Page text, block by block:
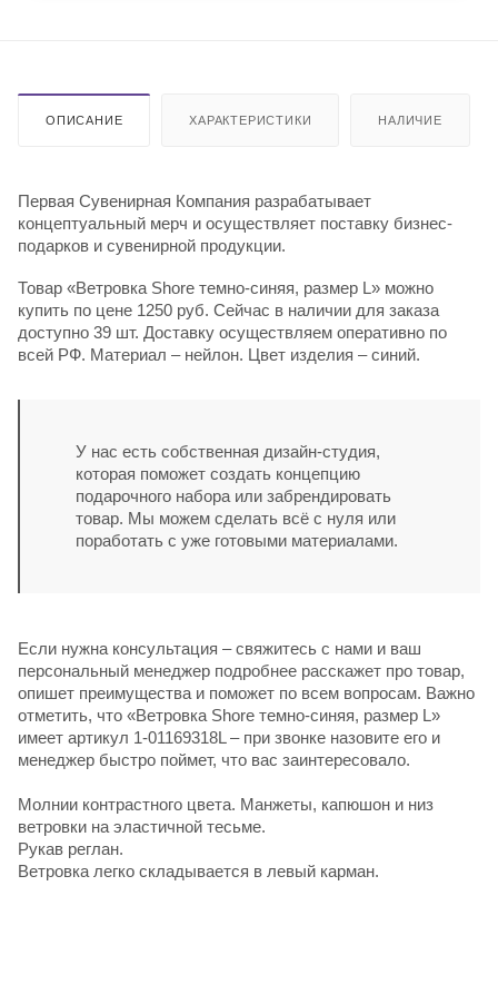
ОПИСАНИЕ ХАРАКТЕРИСТИКИ НАЛИЧИЕ
Первая Сувенирная Компания разрабатывает
концептуальный мерч и осуществляет поставку бизнес-
подарков и сувенирной продукции.
Товар «Ветровка Shore темно-синяя, размер L» можно
купить по цене 1250 руб. Сейчас в наличии для заказа
доступно 39 шт. Доставку осуществляем оперативно по
всей РФ. Материал – нейлон. Цвет изделия – синий.
У нас есть собственная дизайн-студия,
которая поможет создать концепцию
подарочного набора или забрендировать
товар. Мы можем сделать всё с нуля или
поработать с уже готовыми материалами.
Если нужна консультация – свяжитесь с нами и ваш
персональный менеджер подробнее расскажет про товар,
опишет преимущества и поможет по всем вопросам. Важно
отметить, что «Ветровка Shore темно-синяя, размер L»
имеет артикул 1-01169318L – при звонке назовите его и
менеджер быстро поймет, что вас заинтересовало.
Молнии контрастного цвета. Манжеты, капюшон и низ
ветровки на эластичной тесьме.
Рукав реглан.
Ветровка легко складывается в левый карман.